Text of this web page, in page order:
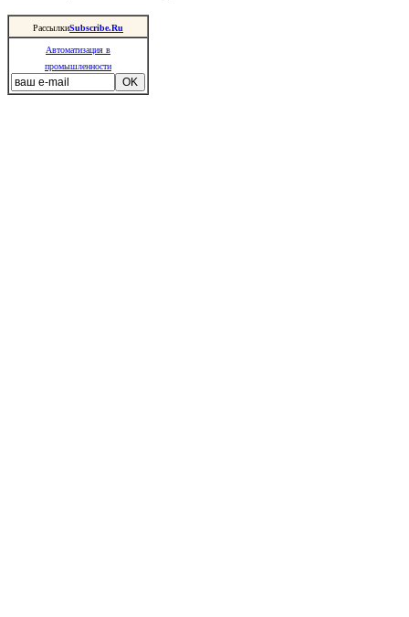
РассылкиSubscribe.Ru
Автоматизация в
промышленности